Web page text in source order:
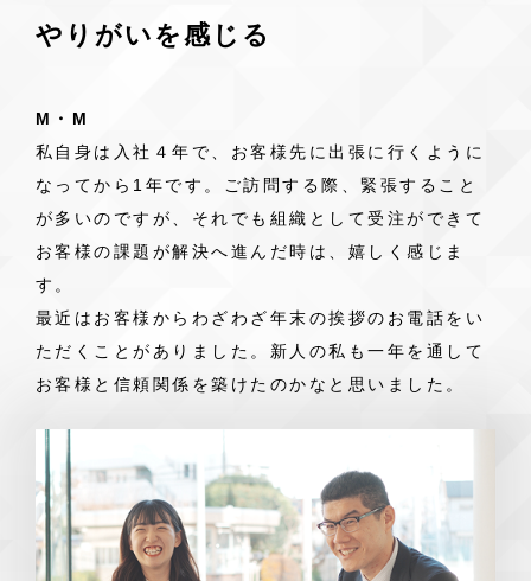
やりがいを感じる
M・M
私自身は入社４年で、お客様先に出張に行くように
なってから1年です。ご訪問する際、緊張すること
が多いのですが、それでも組織として受注ができて
お客様の課題が解決へ進んだ時は、嬉しく感じま
す。
最近はお客様からわざわざ年末の挨拶のお電話をい
ただくことがありました。新人の私も一年を通して
お客様と信頼関係を築けたのかなと思いました。